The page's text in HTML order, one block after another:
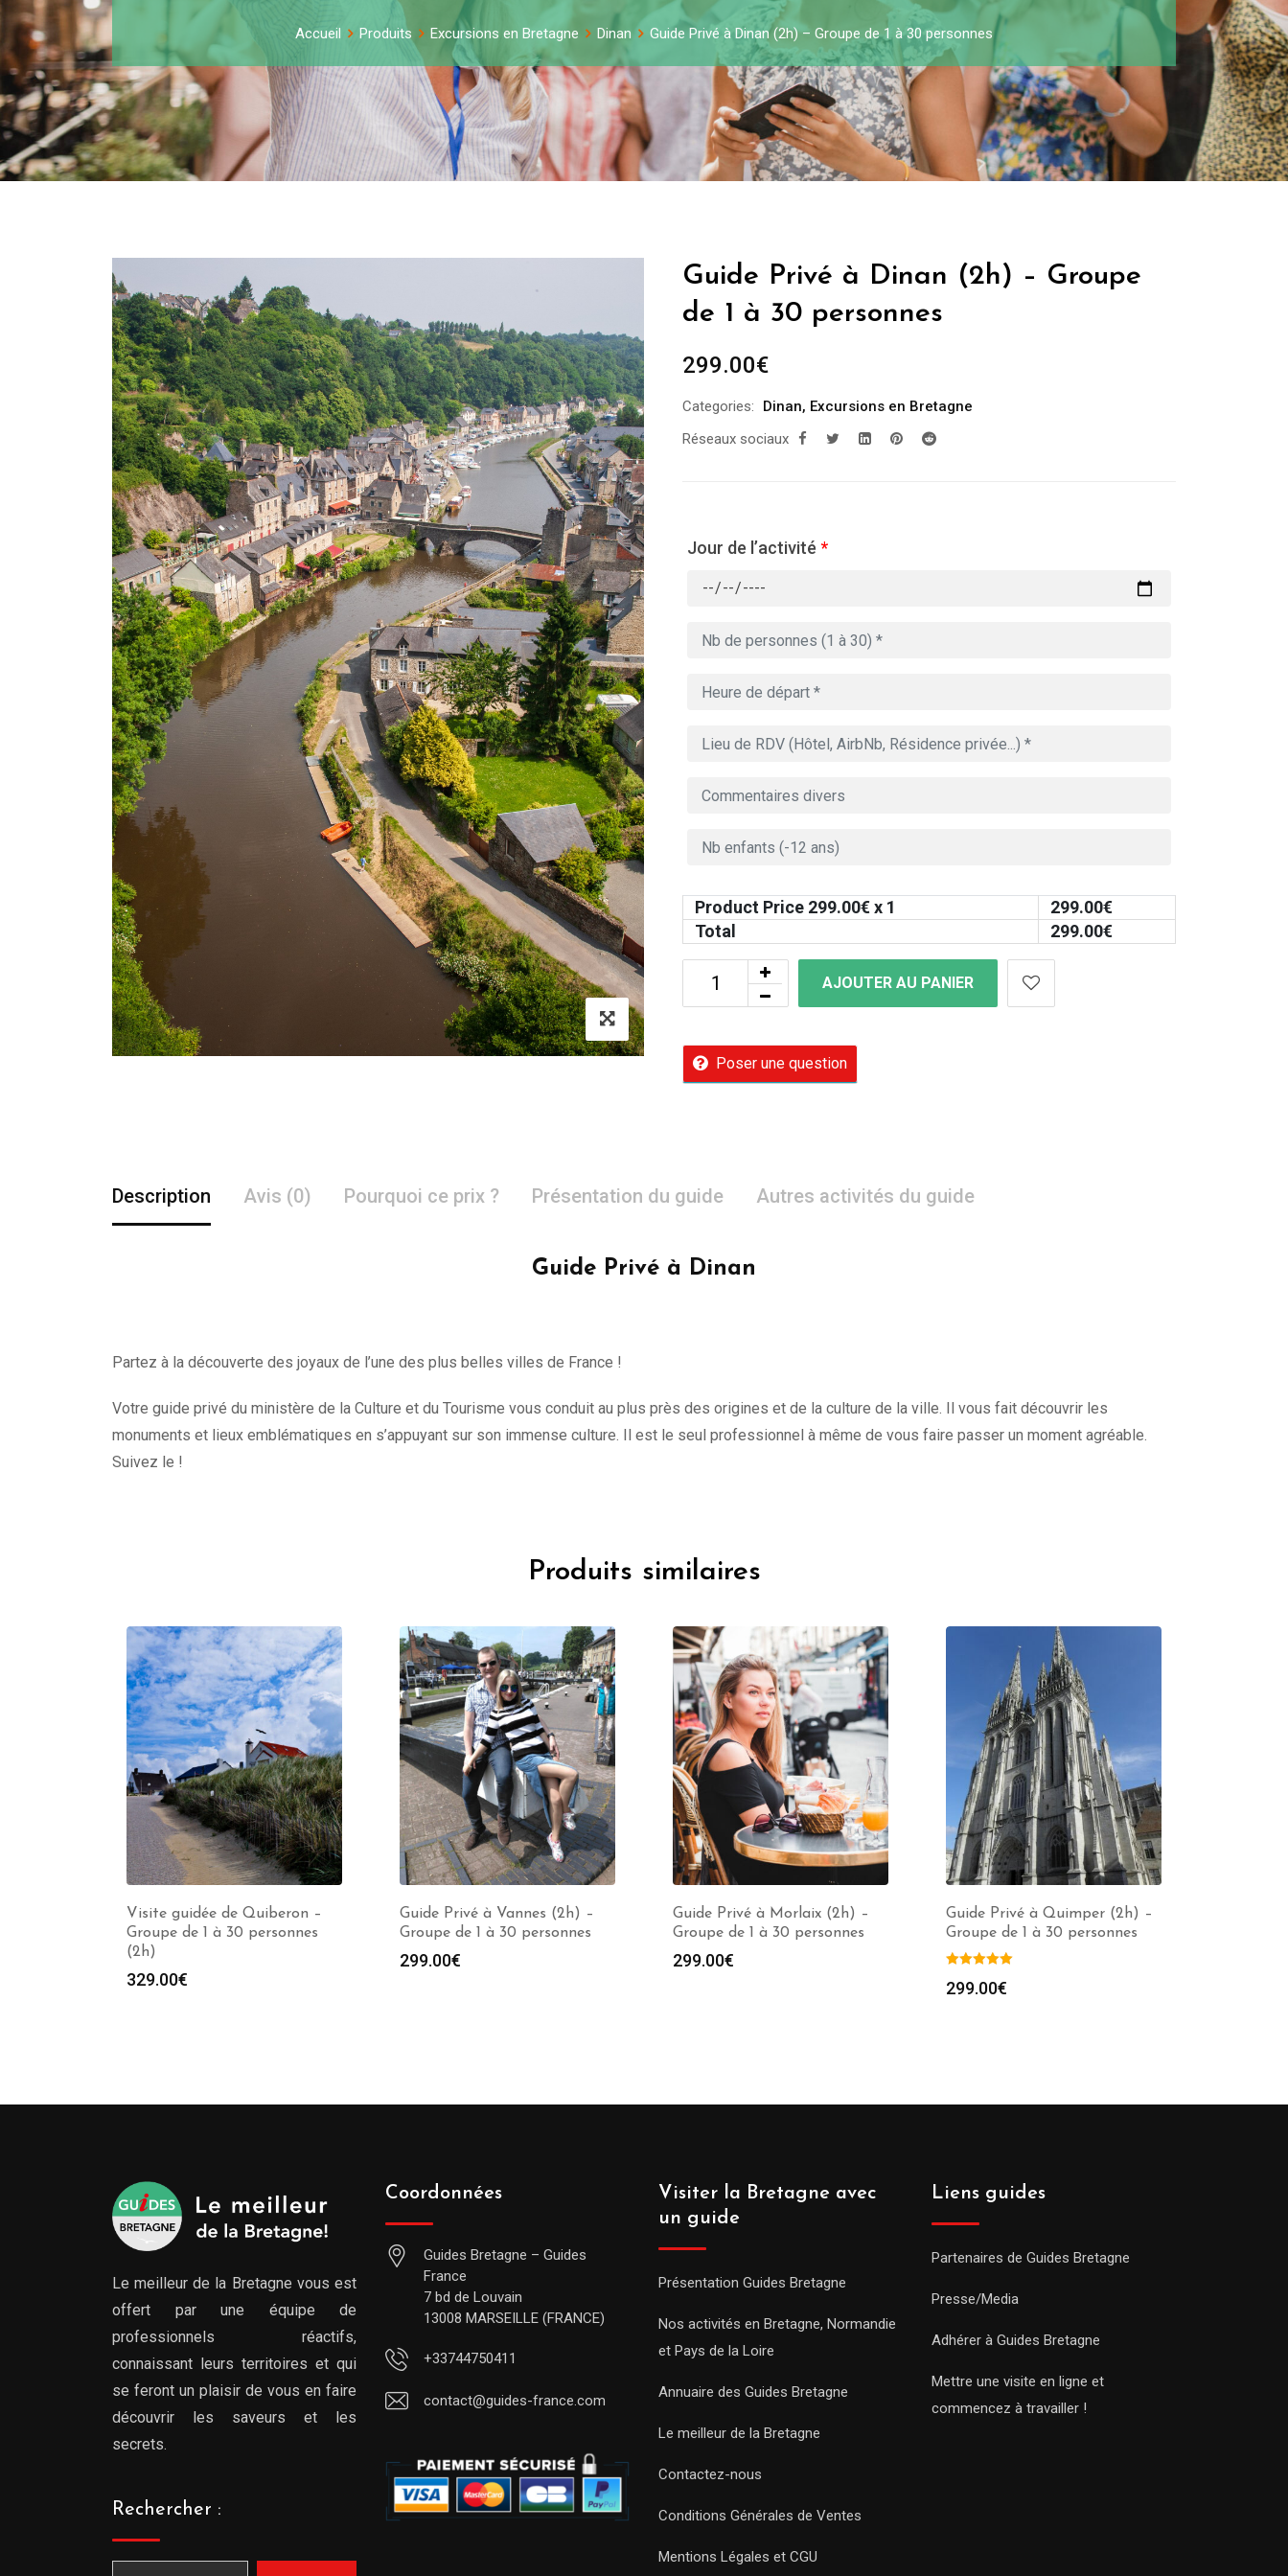
Accueil Produits Excursions en Bretagne Dinan Guide Privé à Dinan (2h) – Groupe de 1 à 30 personnes
Guide Privé à Dinan (2h) – Groupe
de 1 à 30 personnes
299.00€
Categories: Dinan, Excursions en Bretagne
Réseaux sociaux
Jour de l’activité *
Product Price 299.00€ x 1 299.00€
Total
299.00€
AJOUTER AU PANIER
Poser une question
Description Avis (0) Pourquoi ce prix ? Présentation du guide Autres activités du guide
Guide Privé à Dinan
Partez à la découverte des joyaux de l’une des plus belles villes de France !
Votre guide privé du ministère de la Culture et du Tourisme vous conduit au plus près des origines et de la culture de la ville. Il vous fait découvrir les
monuments et lieux emblématiques en s’appuyant sur son immense culture. Il est le seul professionnel à même de vous faire passer un moment agréable.
Suivez le !
Produits similaires
Visite guidée de Quiberon –
Groupe de 1 à 30 personnes
(2h)
329.00€
Guide Privé à Vannes (2h) –
Groupe de 1 à 30 personnes
299.00€
Guide Privé à Morlaix (2h) –
Groupe de 1 à 30 personnes
299.00€
Guide Privé à Quimper (2h) –
Groupe de 1 à 30 personnes
299.00€
Le meilleur de la Bretagne vous est
offert par une équipe de
professionnels réactifs,
connaissant leurs territoires et qui
se feront un plaisir de vous en faire
découvrir les saveurs et les
secrets.
Rechercher :
Coordonnées
Guides Bretagne – Guides
France
7 bd de Louvain
13008 MARSEILLE (FRANCE)
+33744750411
contact@guides-france.com
Visiter la Bretagne avec
un guide
Présentation Guides Bretagne
Nos activités en Bretagne, Normandie
et Pays de la Loire
Annuaire des Guides Bretagne
Le meilleur de la Bretagne
Contactez-nous
Conditions Générales de Ventes
Mentions Légales et CGU
Liens guides
Partenaires de Guides Bretagne
Presse/Media
Adhérer à Guides Bretagne
Mettre une visite en ligne et
commencez à travailler !